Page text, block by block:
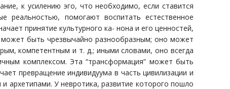
к усилению эго, что необходимо, если ставится
реальностью, помогают воспитать естественное
принятие культурного ка- нона и его ценностей,
быть чрезвычайно разнообразным; оно может
компетентным и т. д.; иными словами, оно всегда
комплексом. Эта “трансформация” может быть
превращение индивидуума в часть цивилизации и
архетипами. У невротика, развитие которого пошло